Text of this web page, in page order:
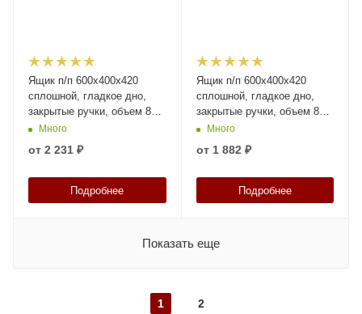
Ящик п/п 600х400х420
сплошной, гладкое дно,
закрытые ручки, объем 85,
серый, код:27441
Много
от 2 231 ₽
Подробнее
Ящик п/п 600х400х420
сплошной, гладкое дно,
закрытые ручки, объем 85,
чёрный, код:27440
Много
от 1 882 ₽
Подробнее
Показать еще
1 2